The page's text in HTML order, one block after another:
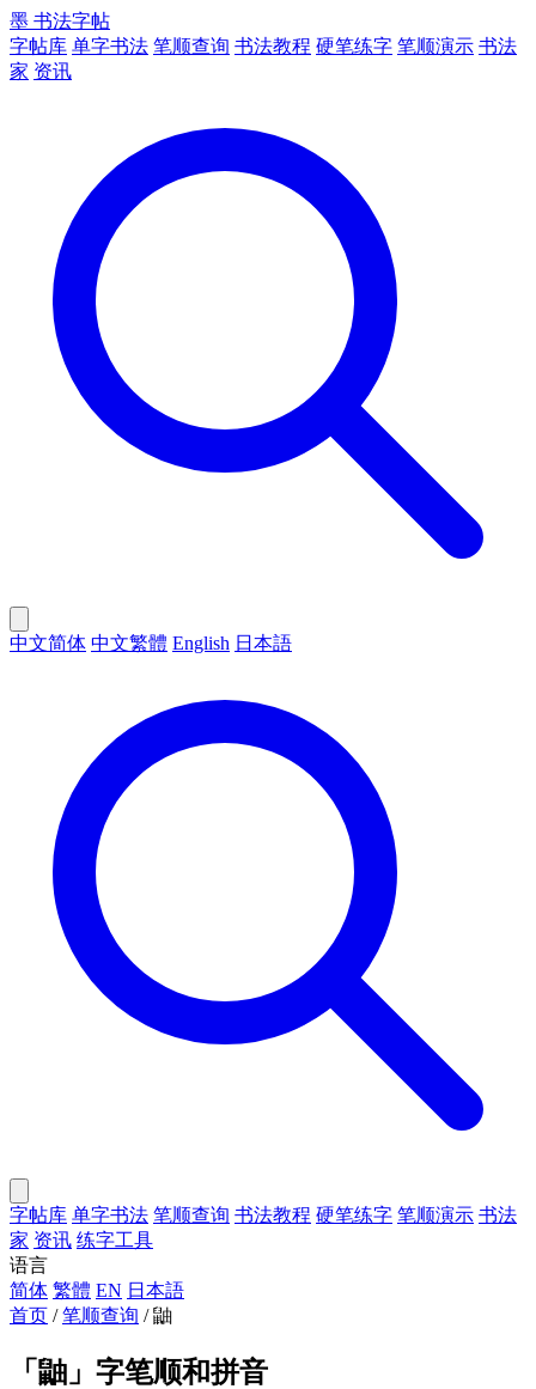
墨 书法字帖
字帖库 单字书法 笔顺查询 书法教程 硬笔练字 笔顺演示 书法
家 资讯
中文简体 中文繁體 English 日本語
字帖库 单字书法 笔顺查询 书法教程 硬笔练字 笔顺演示 书法
家 资讯 练字工具
语言
简体 繁體 EN 日本語
首页 / 笔顺查询 / 鼬
「 鼬 」字笔顺和拼音